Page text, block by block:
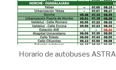
Horario de autobuses ASTRA